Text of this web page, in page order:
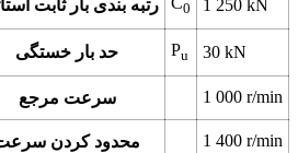
رتبه بندی بار ثابت 0 1 250 kN
حد بار خستگی Pu 30 kN
سرعت مرجع 1 000 r/min
محدود کردن 1 400 r/min